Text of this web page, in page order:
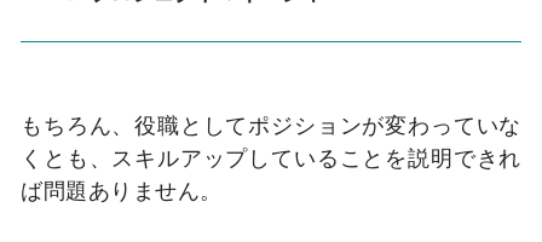
もちろん、役職としてポジションが変わっていな
くとも、スキルアップしていることを説明できれ
ば問題ありません。